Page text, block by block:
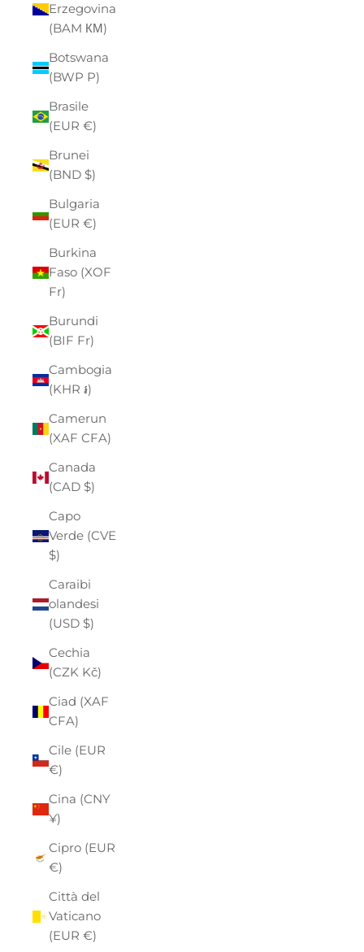
Erzegovina
(BAM КМ)
Botswana
(BWP P)
Brasile
(EUR €)
Brunei
(BND $)
Bulgaria
(EUR €)
Burkina
Faso (XOF
Fr)
Burundi
(BIF Fr)
Cambogia
(KHR ៛)
Camerun
(XAF CFA)
Canada
(CAD $)
Capo
Verde (CVE
$)
Caraibi
olandesi
(USD $)
Cechia
(CZK Kč)
Ciad (XAF
CFA)
Cile (EUR
€)
Cina (CNY
¥)
Cipro (EUR
€)
Città del
Vaticano
(EUR €)